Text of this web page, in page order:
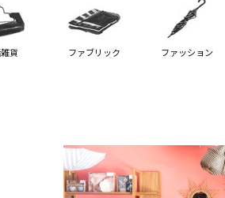
貨 ファブリック ファッション